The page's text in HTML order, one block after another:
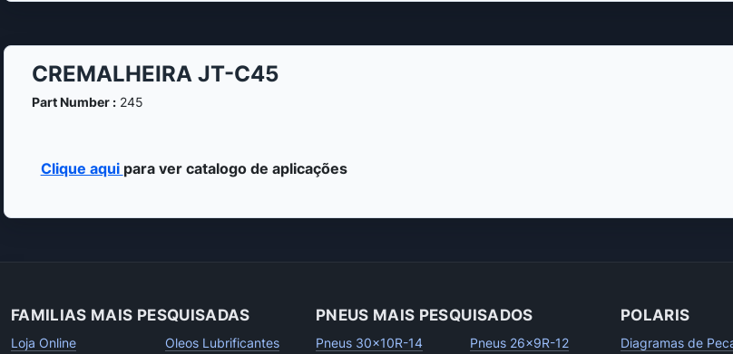
CREMALHEIRA JT-C45
Part Number :245
Clique aqui para ver catalogo de aplicações
FAMILIAS MAIS PESQUISADAS
Loja Online
Oleos Lubrificantes
PNEUS MAIS PESQUISADOS
Pneus 30x10R-14
Pneus 26x9R-12
POLARIS
Diagramas de